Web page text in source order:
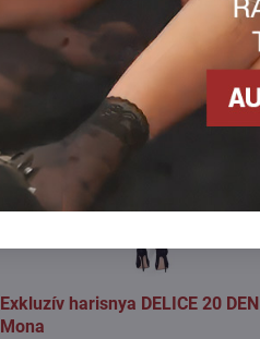
Exkluzív harisnya DELICE 20 DEN
Mona